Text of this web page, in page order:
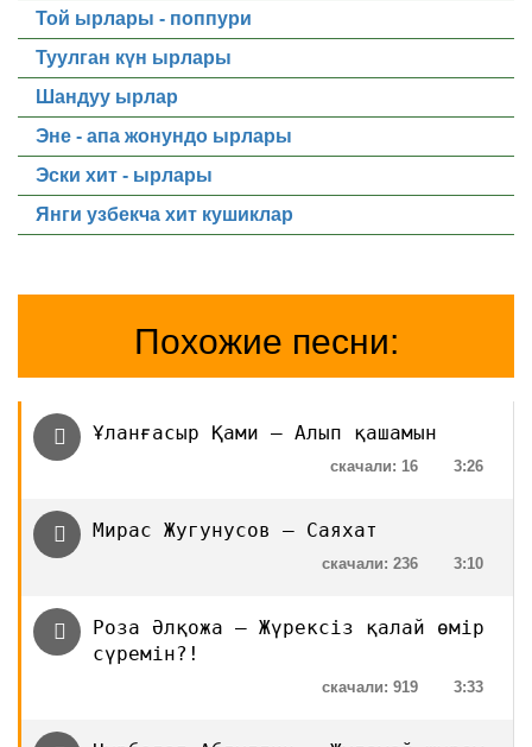
Той ырлары - поппури
Туулган күн ырлары
Шандуу ырлар
Эне - апа жонундо ырлары
Эски хит - ырлары
Янги узбекча хит кушиклар
Похожие песни:
Ұланғасыр Қами — Алып қашамын
3:26
скачали: 16
Мирас Жугунусов — Саяхат
3:10
скачали: 236
Роза Әлқожа — Жүрексіз қалай өмір
сүремін?!
3:33
скачали: 919